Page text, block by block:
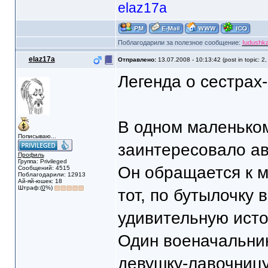
elaz17a
Поблагодарили за полезное сообщение:
elaz17a Отправлено: 13.07.2008 - 10:13:42 (post in topic: 2,
Пописываю...
Профиль
Группа: Privileged
Сообщений: 4515
Поблагодарили: 12913
Ай-яй-юшек: 18
Штраф:(0%)
Легенда о
В одном
заинтересовало
Он обращается к
тот, по бутылочку
удивительную
Один
девушку-